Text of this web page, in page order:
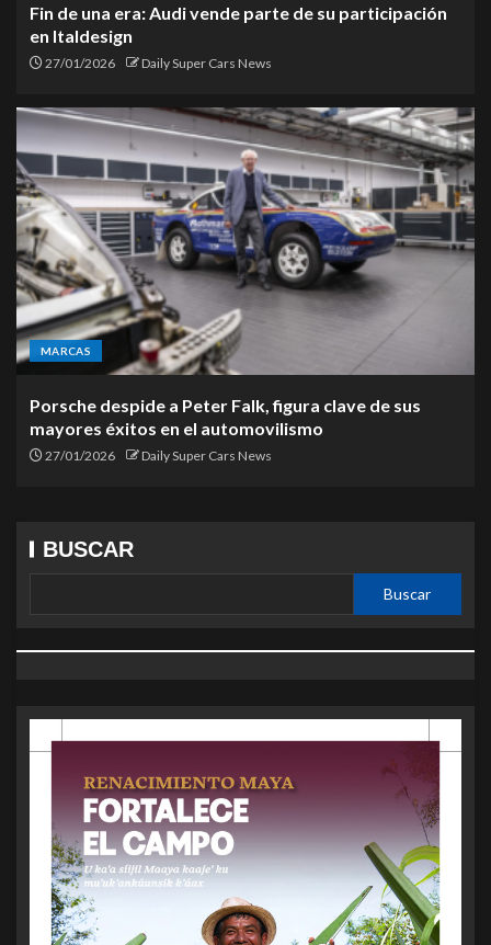
Fin de una era: Audi vende parte de su participación
en Italdesign
27/01/2026 Daily Super Cars News
MARCAS
Porsche despide a Peter Falk, figura clave de sus
mayores éxitos en el automovilismo
27/01/2026 Daily Super Cars News
BUSCAR
Buscar